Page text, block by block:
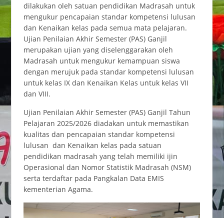
dilakukan oleh satuan pendidikan Madrasah untuk
mengukur pencapaian standar kompetensi lulusan
dan Kenaikan kelas pada semua mata pelajaran.
Ujian Penilaian Akhir Semester (PAS) Ganjil
merupakan ujian yang diselenggarakan oleh
Madrasah untuk mengukur kemampuan siswa
dengan merujuk pada standar kompetensi lulusan
untuk kelas IX dan Kenaikan Kelas untuk kelas VII
dan VIII.
Ujian Penilaian Akhir Semester (PAS) Ganjil Tahun
Pelajaran 2025/2026 diadakan untuk memastikan
kualitas dan pencapaian standar kompetensi
lulusan dan Kenaikan kelas pada satuan
pendidikan madrasah yang telah memiliki ijin
Operasional dan Nomor Statistik Madrasah (NSM)
serta terdaftar pada Pangkalan Data EMIS
kementerian Agama.